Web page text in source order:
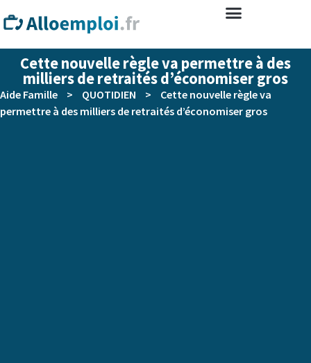
Cette nouvelle règle va permettre à des
milliers de retraités d’économiser gros
Aide Famille > QUOTIDIEN >
Cette nouvelle règle va
permettre à des milliers de retraités d’économiser gros